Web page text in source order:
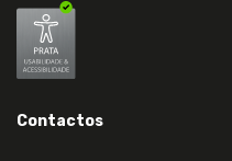
Contactos